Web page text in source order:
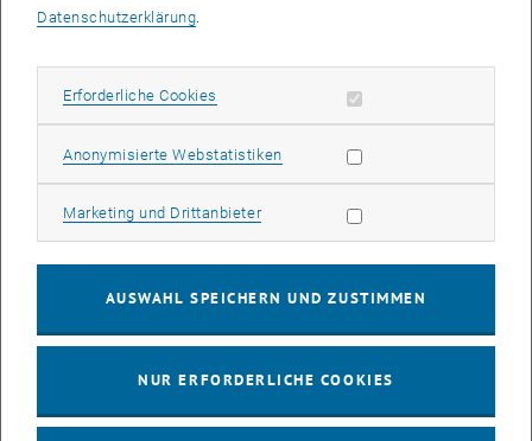
dynamischer Systeme erster Ordnung und variabler
Loop Variable Stiffness Control, Journal of Intelligent and Robotic
Ein lernbasierter Ansatz zur geteilten Steuerung von
Kontaktaufgaben
Shared Control Approach For Contact Tasks, IEEE Robotics and
Datenschutzerklärung
Erforderliche Cookies Erforderliche Cookies zulassen
Anonymisierte WebstatistikenStatistik Cookies zulassen
Marketing und DrittanbieterMarketing Cookies zulassen
AUSWAHL SPEICHERN UND ZUSTIMMEN
NUR ERFORDERLICHE COOKIES